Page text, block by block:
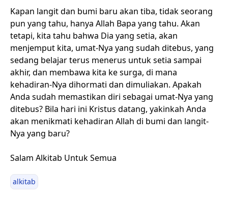
Kapan langit dan bumi baru akan tiba, tidak seorang
pun yang tahu, hanya Allah Bapa yang tahu. Akan
tetapi, kita tahu bahwa Dia yang setia, akan
menjemput kita, umat-Nya yang sudah ditebus, yang
sedang belajar terus menerus untuk setia sampai
akhir, dan membawa kita ke surga, di mana
kehadiran-Nya dihormati dan dimuliakan. Apakah
Anda sudah memastikan diri sebagai umat-Nya yang
ditebus? Bila hari ini Kristus datang, yakinkah Anda
akan menikmati kehadiran Allah di bumi dan langit-
Nya yang baru?
Salam Alkitab Untuk Semua
alkitab